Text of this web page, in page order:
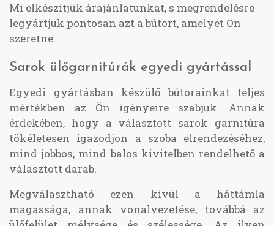
Mi elkészítjük árajánlatunkat, s megrendelésre
legyártjuk pontosan azt a bútort, amelyet Ön
szeretne.
Sarok ülőgarnitúrák egyedi gyártással
Egyedi gyártásban készülő bútorainkat teljes
mértékben az Ön igényeire szabjuk. Annak
érdekében, hogy a választott sarok garnitúra
tökéletesen igazodjon a szoba elrendezéséhez,
mind jobbos, mind balos kivitelben rendelhető a
választott darab.
Megválasztható ezen kívül a háttámla
magassága, annak vonalvezetése, továbbá az